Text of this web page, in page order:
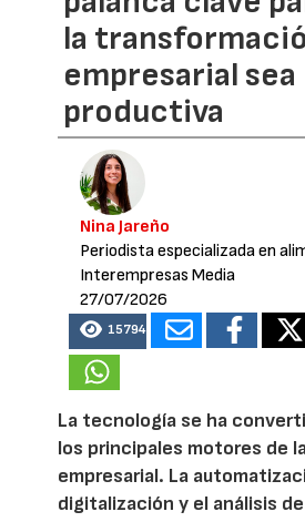
la
empresarial sea
productiva
Nina Jareño
Periodista especializada en
Interempresas Media
27/07/2026
15794
La tecnología se ha
los principales motores de
empresarial. La
digitalización y el análisis